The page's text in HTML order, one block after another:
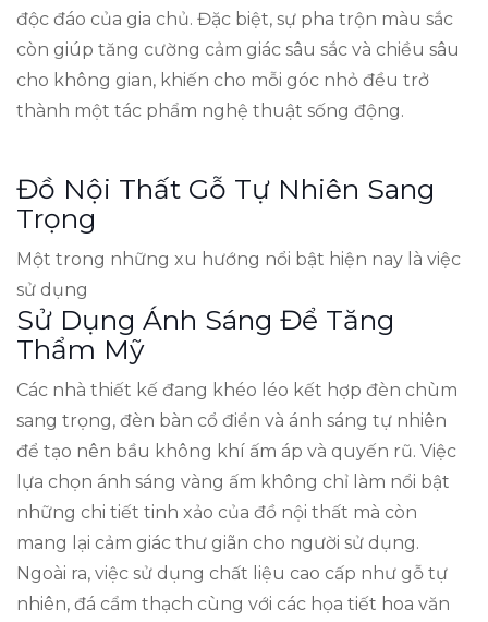
độc đáo của gia chủ. Đặc biệt, sự pha trộn màu sắc
còn giúp tăng cường cảm giác sâu sắc và chiều sâu
cho không gian, khiến cho mỗi góc nhỏ đều trở
thành một tác phẩm nghệ thuật sống động.
Đồ Nội Thất Gỗ Tự Nhiên Sang
Trọng
Một trong những xu hướng nổi bật hiện nay là việc
sử dụng
Sử Dụng Ánh Sáng Để Tăng
Thẩm Mỹ
Các nhà thiết kế đang khéo léo kết hợp đèn chùm
sang trọng, đèn bàn cổ điển và ánh sáng tự nhiên
để tạo nên bầu không khí ấm áp và quyến rũ. Việc
lựa chọn ánh sáng vàng ấm không chỉ làm nổi bật
những chi tiết tinh xảo của đồ nội thất mà còn
mang lại cảm giác thư giãn cho người sử dụng.
Ngoài ra, việc sử dụng chất liệu cao cấp như gỗ tự
nhiên, đá cẩm thạch cùng với các họa tiết hoa văn